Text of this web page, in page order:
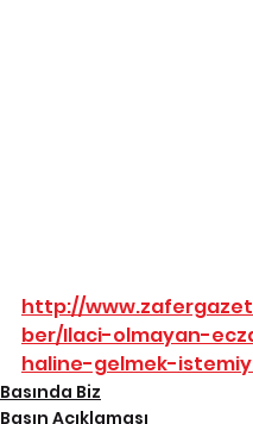
http://
ber/Ilaci-olmayan-
haline-gelmek-
Basında Biz
Basın Açıklaması